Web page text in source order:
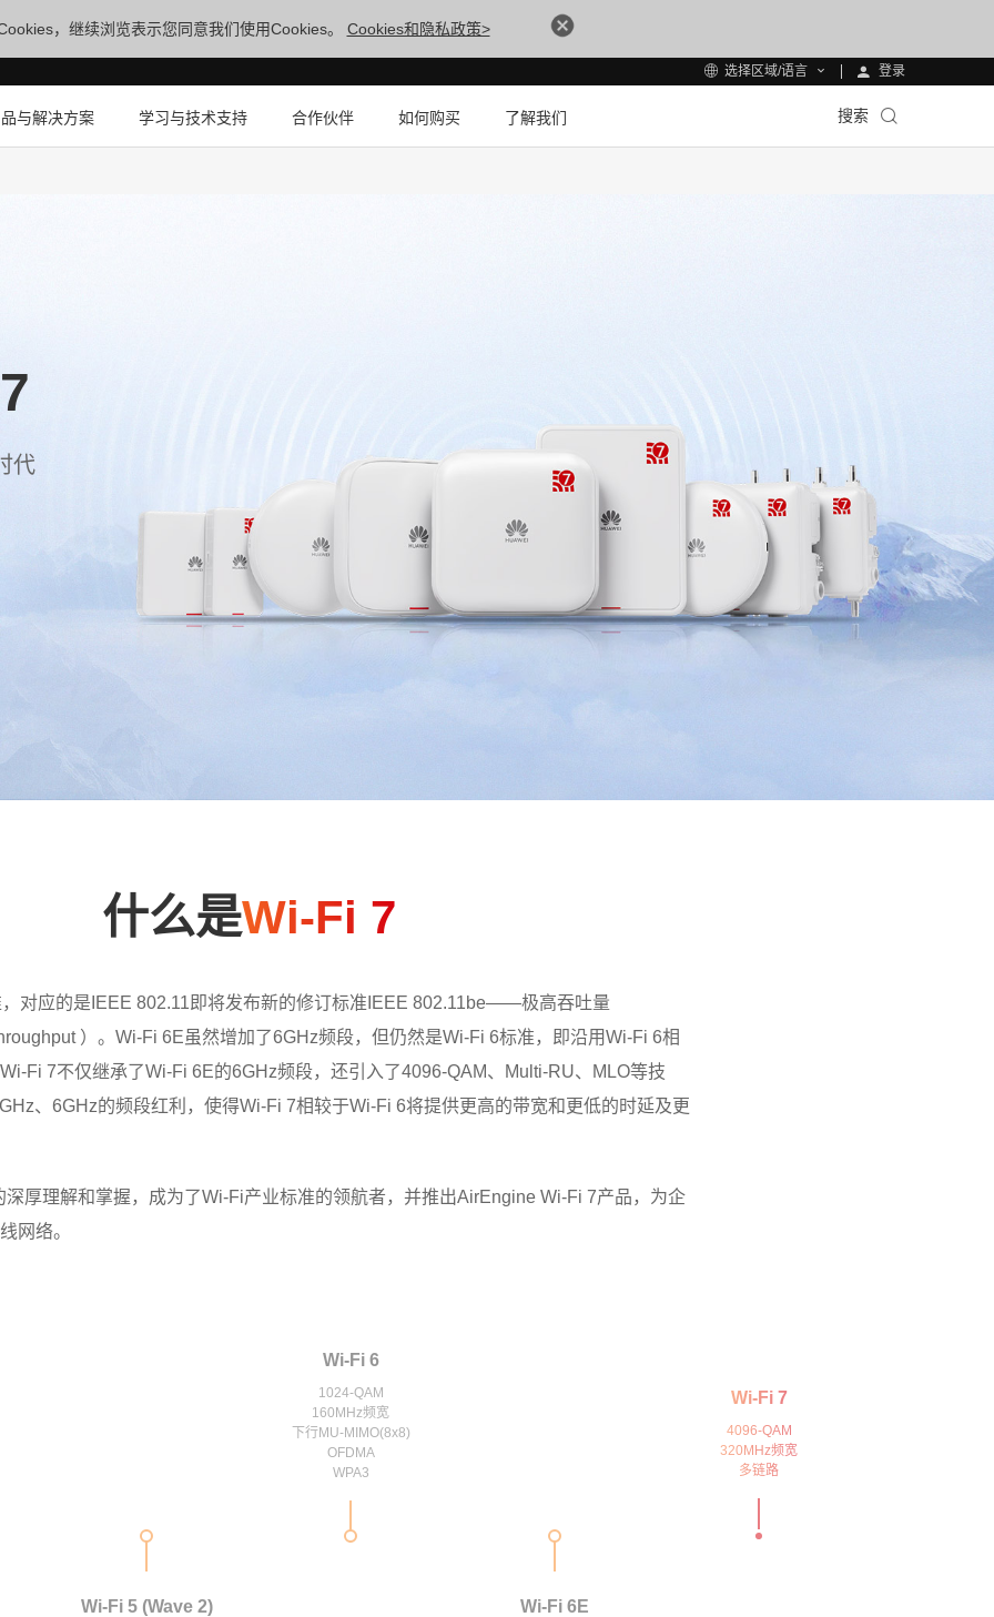
，继续浏览表示您同意我们使用Cookies。 Cookies和隐私政策>
选择区域/语言 登录
与解决方案 学习与技术支持 合作伙伴 如何购买 了解我们 搜索
代
什么是Wi-Fi 7
对应的是IEEE 802.11即将发布新的修订标准IEEE 802.11be——极高吞吐量
）。Wi-Fi 6E虽然增加了6GHz频段，但仍然是Wi-Fi 6标准，即沿用Wi-Fi 6相
Fi 7不仅继承了Wi-Fi 6E的6GHz频段，还引入了4096-QAM、Multi-RU、MLO等技
、6GHz的频段红利，使得Wi-Fi 7相较于Wi-Fi 6将提供更高的带宽和更低的时延及更
厚理解和掌握，成为了Wi-Fi产业标准的领航者，并推出AirEngine Wi-Fi 7产品，为企
网络。
Wi-Fi 5 (Wave 2)
Wi-Fi 6
1024-QAM
160MHz频宽
下行MU-MIMO(8x8)
OFDMA
WPA3
Wi-Fi 6E
Wi-Fi 7
4096-QАМ
320MHz频宽
多链路